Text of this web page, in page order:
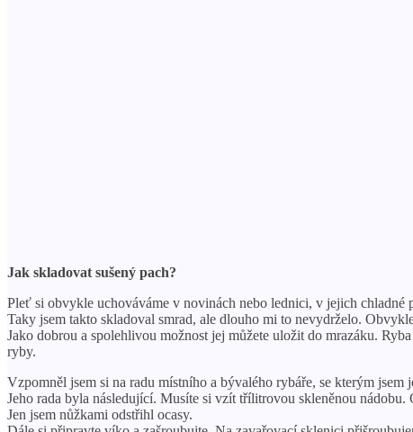
Jak skladovat sušený pach?
Pleť si obvykle uchováváme v novinách nebo lednici, v jejich chladné
Taky jsem takto skladoval smrad, ale dlouho mi to nevydrželo.
Jako dobrou a spolehlivou možnost jej můžete uložit do mrazáku.
ryby.
Vzpomněl jsem si na radu místního a bývalého rybáře, se kterým
Jeho rada byla následující. Musíte si vzít třílitrovou skleněnou
Jen jsem nůžkami odstřihl ocasy.